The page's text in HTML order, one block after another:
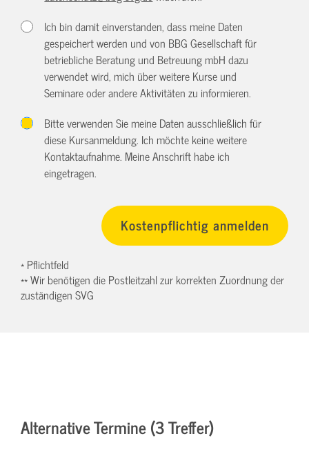
Ich bin damit einverstanden, dass meine Daten
gespeichert werden und von BBG Gesellschaft für
betriebliche Beratung und Betreuung mbH dazu
verwendet wird, mich über weitere Kurse und
Seminare oder andere Aktivitäten zu informieren.
Bitte verwenden Sie meine Daten ausschließlich für
diese Kursanmeldung. Ich möchte keine weitere
Kontaktaufnahme. Meine Anschrift habe ich
eingetragen.
* Pflichtfeld
** Wir benötigen die Postleitzahl zur korrekten Zuordnung der
zuständigen SVG
Alternative Termine (3 Treffer)